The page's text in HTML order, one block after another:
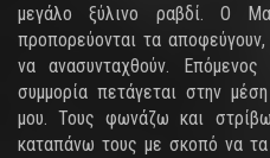
μεγάλο ξύλινο ραβδί. Ο
προπορεύονται τα
να ανασυνταχθούν.
συμμορία πετάγεται στην
μου. Τους φωνάζω και
καταπάνω τους με σκοπό να